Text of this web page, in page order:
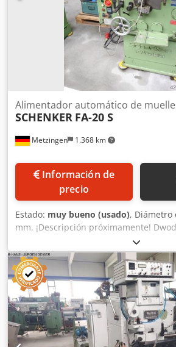
Metzingen 1.368 km
Alimentador automático de
SCHENKER FA-20 S
Información de
precio
Estado: muy bueno (usado), Diámetro
mm. ¡Descripción próximamente!